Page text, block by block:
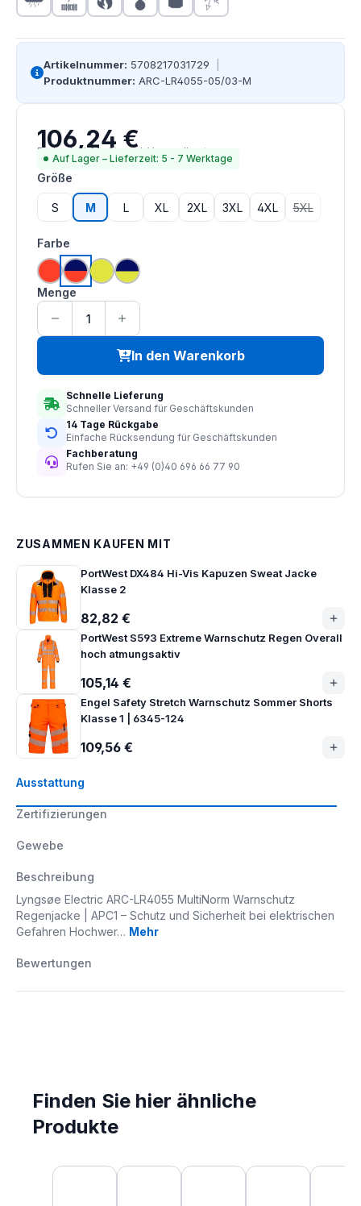
Artikelnummer: 5708217031729
Produktnummer: ARC-LR4055-05/03-M
Ausstattung
Zertifizierungen
Gewebe
Beschreibung
Lyngsøe Electric ARC-LR4055 MultiNorm Warnschutz
Regenjacke | APC1 – Schutz und Sicherheit bei elektrischen
Gefahren Hochwer… Mehr
Bewertungen
Regulärer Preis:
106,24 €
Preise inkl. MwSt. zzgl. Versandkosten
Auf Lager – Lieferzeit: 5 - 7 Werktage
Größe
S M L XL 2XL 3XL 4XL 5XL(Diese
Farbe
hi vis orange
hi vis orange | navy
hi vis saturn gelb
hi vis saturn gelb | navy
Menge
In den Warenkorb
Schnelle Lieferung
Schneller Versand für Geschäftskunden
14 Tage Rückgabe
Einfache Rücksendung für Geschäftskunden
Fachberatung
Rufen Sie an: +49 (0)40 696 66 77 90
ZUSAMMEN KAUFEN MIT
PortWest DX484 Hi-Vis Kapuzen Sweat Jacke
Klasse 2
82,82 €
PortWest S593 Extreme Warnschutz Regen Overall
hoch atmungsaktiv
105,14 €
Engel Safety Stretch Warnschutz Sommer Shorts
Klasse 1 | 6345-124
109,56 €
Finden Sie hier ähnliche
Produkte
Produktgalerie überspringen